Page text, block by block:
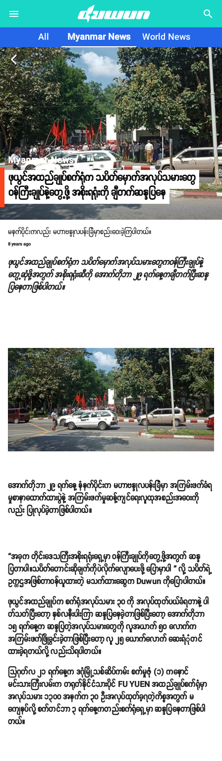
search
All Myanmar News World News
arrow_back_ios
Myanmar News
ဖုယွင်အထည်ချုပ်စက်ရုံက သပိတ်မှောက်အလုပ်သမားတွေ
ဝန်ကြီးချုပ်နဲ့တွေ့ဖို့ အစိုးရရုံးကို ချီတက်ဆန္ဒပြနေ
မနက်ပိုင်းကလည်း မဟာဗန္ဓုလပန်းခြံမှာစည်းဝေးခဲ့ကြပါတယ်။
8 years ago
ဖုယွင်အထည်ချုပ်စက်ရုံက သပိတ်မှောက်အလုပ်သမားတွေကဝန်ကြီးချုပ်နဲ့
တွေ့ဆုံဖို့အတွက် အစိုးရရုံးဆီကို အောက်တိုဘာ ၂၉ ရက်နေ့ကချီတက်ပြီးဆန္ဒ
ပြနေတာဖြစ်ပါတယ်။
အောက်တိုဘာ ၂၉ ရက်နေ့ နံနက်ပိုင်းက မဟာဗန္ဒုလပန်းခြံမှာ အကြမ်းဖက်ခံရ
မှုစာနာထောက်ထားပွဲနဲ့ အကြမ်းဖက်မှုဆန့်ကျင်ရေးလူထုအစည်းအဝေးကို
လည်း ပြုလုပ်ခဲ့တာဖြစ်ပါတယ်။
“အခုက တိုင်းဒေသကြီးအစိုးရရုံးရှေ့မှာ ဝန်ကြီးချုပ်ကိုတွေ့ဖို့အတွက် ဆန္ဒ
ပြတာပါ။သပိတ်တောင်းဆိုချက်ကိုပဲလိုက်လျောပေးဖို့ ပြောမှာပါ ” လို့ သပိတ်ရဲ့
ဥက္ကဌအဖြစ်တာဝန်ယူထားတဲ့ မသက်ထားဆွေက Duwun ကိုပြောပါတယ်။
ဖုယွင်အထည်ချုပ်က စက်ရုံအလုပ်သမား ၃၀ ကို အလုပ်ထုတ်ပယ်ခံရတာနဲ့ ပါ
တ်သတ်ပြီးတော့ နှစ်လနီးပါးကြာ ဆန္ဒပြနေခဲ့တာဖြစ်ပြီးတော့ အောက်တိုဘာ
၁၅ ရက်နေ့က ဆန္ဒပြတဲ့အလုပ်သမားတွေကို လူအယာက် ၅၀ လောက်က
အကြမ်းဖက်ဖြိုခွင်းခဲ့တာဖြစ်ပြီးတော့ လူ ၂၅ ယောက်လောက် ဆေးရုံံတင်
ထားခဲ့ရတယ်လို့ လည်းသိရပါတယ်။
သြဂုတ်လ ၂၁ ရက်နေ့က ဒဂုံမြို့သစ်ဆိပ်ကမ်း စက်မှုဇုံ (၁) ကနောင်
မင်းသားကြီးလမ်းက တရုတ်နိုင်ငံသားပိုင် FU YUEN အထည်ချုပ်စက်ရုံမှာ
အလုပ်သမား ၁၃၀၀ အနက်က ၃၀ ဦးအလုပ်ထုတ်ခ့၇တဲ့ကိစ္စအတွက် မ
ကျေနပ်လို့ စက်တင်ဘာ ၃ ရက်နေ့ကတည်းစက်ရုံရှေ့မှာ ဆန္ဒပြနေတာဖြစ်ပါ
တယ်။